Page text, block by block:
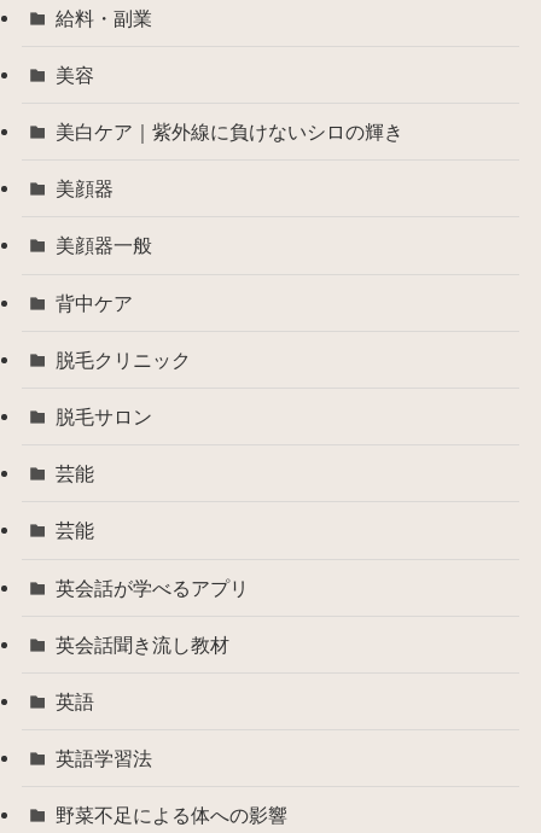
給料・副業
美容
美白ケア｜紫外線に負けないシロの輝き
美顔器
美顔器一般
背中ケア
脱毛クリニック
脱毛サロン
芸能
芸能
英会話が学べるアプリ
英会話聞き流し教材
英語
英語学習法
野菜不足による体への影響